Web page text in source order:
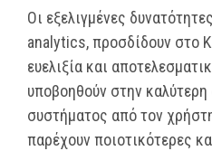
Οι εξελιγμένες
analytics, προσδίδουν στο
ευελιξία και
υποβοηθούν στην καλύτερη
συστήματος από τον
παρέχουν ποιοτικότερες